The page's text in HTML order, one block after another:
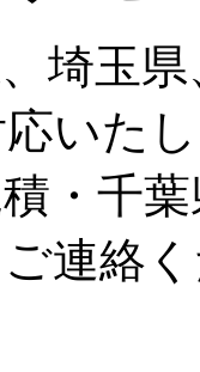
、 埼玉県
いた
・千
連絡